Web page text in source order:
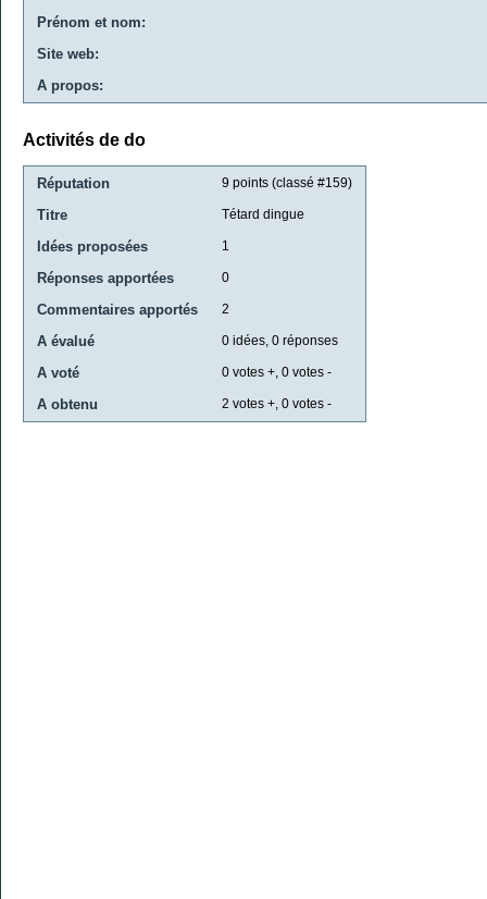
Prénom et nom:
Site web:
A propos:
Activités de do
Réputation 9 points (classé #159)
Titre Tétard dingue
Idées proposées 1
Réponses apportées 0
Commentaires apportés 2
A évalué 0 idées, 0 réponses
A voté 0 votes +, 0 votes -
A obtenu 2 votes +, 0 votes -